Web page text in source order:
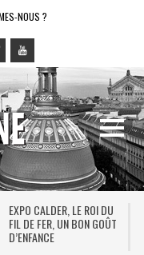
NOUS ?
EXPO CALDER, LE ROI DU
FIL DE FER, UN BON GOÛT
D’ENFANCE